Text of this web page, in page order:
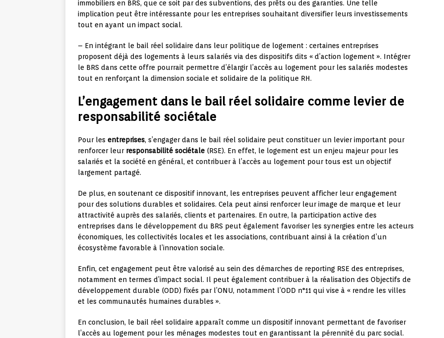
immobiliers en BRS, que ce soit par des subventions, des prêts ou des garanties. Une telle
implication peut être intéressante pour les entreprises souhaitant diversifier leurs investissements
tout en ayant un impact social.
– En intégrant le bail réel solidaire dans leur politique de logement : certaines entreprises
proposent déjà des logements à leurs salariés via des dispositifs dits « d’action logement ». Intégrer
le BRS dans cette offre pourrait permettre d’élargir l’accès au logement pour les salariés modestes
tout en renforçant la dimension sociale et solidaire de la politique RH.
L’engagement dans le bail réel solidaire comme levier de
responsabilité sociétale
Pour les entreprises, s’engager dans le bail réel solidaire peut constituer un levier important pour
renforcer leur responsabilité sociétale (RSE). En effet, le logement est un enjeu majeur pour les
salariés et la société en général, et contribuer à l’accès au logement pour tous est un objectif
largement partagé.
De plus, en soutenant ce dispositif innovant, les entreprises peuvent afficher leur engagement
pour des solutions durables et solidaires. Cela peut ainsi renforcer leur image de marque et leur
attractivité auprès des salariés, clients et partenaires. En outre, la participation active des
entreprises dans le développement du BRS peut également favoriser les synergies entre les acteurs
économiques, les collectivités locales et les associations, contribuant ainsi à la création d’un
écosystème favorable à l’innovation sociale.
Enfin, cet engagement peut être valorisé au sein des démarches de reporting RSE des entreprises,
notamment en termes d’impact social. Il peut également contribuer à la réalisation des Objectifs de
développement durable (ODD) fixés par l’ONU, notamment l’ODD n°11 qui vise à « rendre les villes
et les communautés humaines durables ».
En conclusion, le bail réel solidaire apparaît comme un dispositif innovant permettant de favoriser
l’accès au logement pour les ménages modestes tout en garantissant la pérennité du parc social.